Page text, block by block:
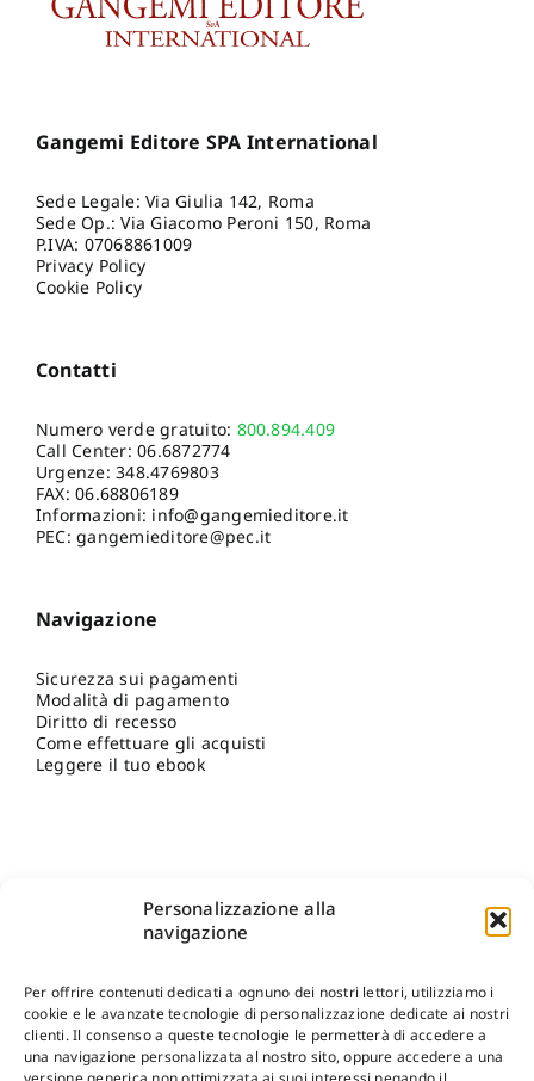
Personalizzazione alla
navigazione
Per offrire contenuti dedicati a ognuno dei nostri lettori, utilizziamo i
cookie e le avanzate tecnologie di personalizzazione dedicate ai nostri
clienti. Il consenso a queste tecnologie le permetterà di accedere a
una navigazione personalizzata al nostro sito, oppure accedere a una
Gangemi Editore SPA International
Sede Legale: Via Giulia 142, Roma
Sede Op.: Via Giacomo Peroni 150, Roma
P.IVA: 07068861009
Privacy Policy
Cookie Policy
Contatti
Numero verde gratuito: 800.894.409
Call Center:06.6872774
Urgenze:348.4769803
FAX: 06.68806189
Informazioni: info@gangemieditore.it
PEC: gangemieditore@pec.it
Navigazione
Sicurezza sui pagamenti
Modalità di pagamento
Diritto di recesso
Come effettuare gli acquisti
Leggere il tuo ebook
Shop Gangemi Editore-Pagamenti Sicuri e anche Rateali